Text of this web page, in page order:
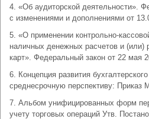
4. «Об аудиторской деятельности».
с изменениями и дополнениями от
5. «О применении контрольно-
наличных денежных расчетов и (или)
карт». Федеральный закон от 22 мая
6. Концепция развития
среднесрочную перспективу:
7. Альбом унифицированных форм
учету торговых операций Утв.